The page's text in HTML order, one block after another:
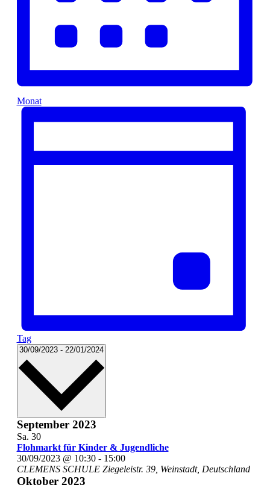
Monat
Tag
30/09/2023 - 22/01/2024 Datum
September 2023
Sa. 30
Flohmarkt für Kinder & Jugendliche
30/09/2023 @ 10:30- 15:00
CLEMENS SCHULE Ziegeleistr. 39, Weinstadt, Deutschland
Oktober 2023